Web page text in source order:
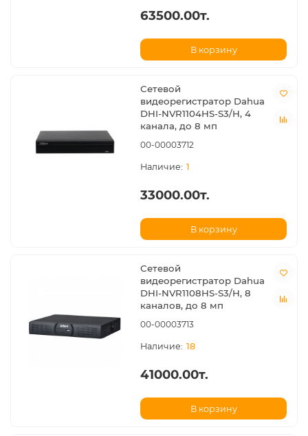
63500.00т.
В корзину
Сетевой
видеорегистратор Dahua
DHI-NVR1104HS-S3/H, 4
канала, до 8 мп
00-00003712
1
33000.00т.
В корзину
Сетевой
видеорегистратор Dahua
DHI-NVR1108HS-S3/H, 8
каналов, до 8 мп
00-00003713
18
41000.00т.
В корзину